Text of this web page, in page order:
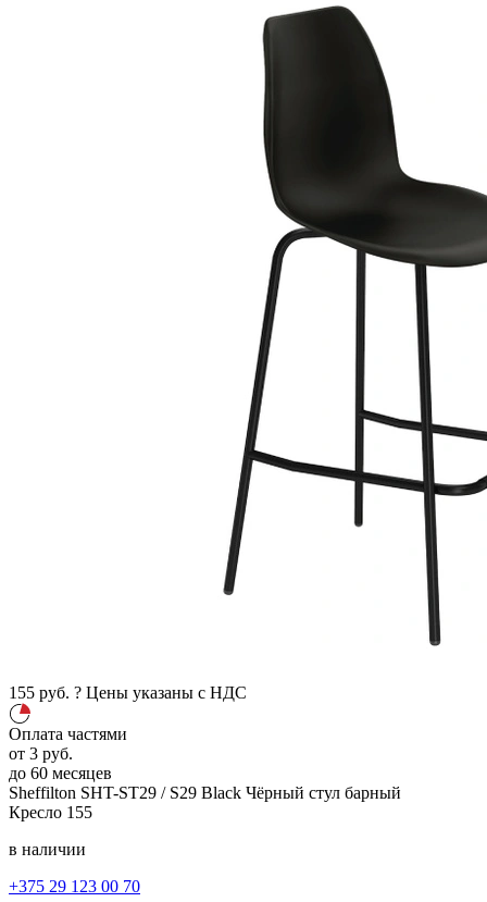
155 руб. ? Цены указаны с НДС
Оплата частями
от 3 руб.
до 60 месяцев
Sheffilton SHT-ST29 / S29 Black Чёрный стул барный
Кресло 155
в наличии
+375 29 123 00 70